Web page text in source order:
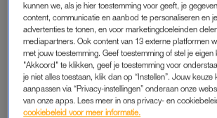
Krijg onbeperkt toegang tot
artikelen
Lees LINDA.magazine
Geniet van te gekke
lekkere puzzels
kunnen we, als je hier toestemming voor geeft, je
content, communicatie en aanbod te personaliseren en
advertenties te tonen, en voor marketingdoeleinden
mediapartners. Ook content van 13 externe platformen
met jouw toestemming. Geef toestemming of stel je
"Akkoord" te klikken, geef je toestemming voor
je niet alles toestaan, klik dan op “Instellen”. Jouw keuze
aanpassen via “Privacy-instellingen” onderaan onze
van onze apps. Lees meer in ons privacy- en
cookiebeleid voor meer informatie.